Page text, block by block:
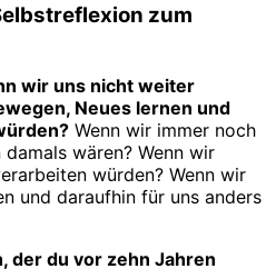
zum
wir uns nicht weiter
Neues lernen und
Wenn wir immer noch
wären? Wenn wir
würden? Wenn wir
und daraufhin für uns anders
der du vor zehn Jahren